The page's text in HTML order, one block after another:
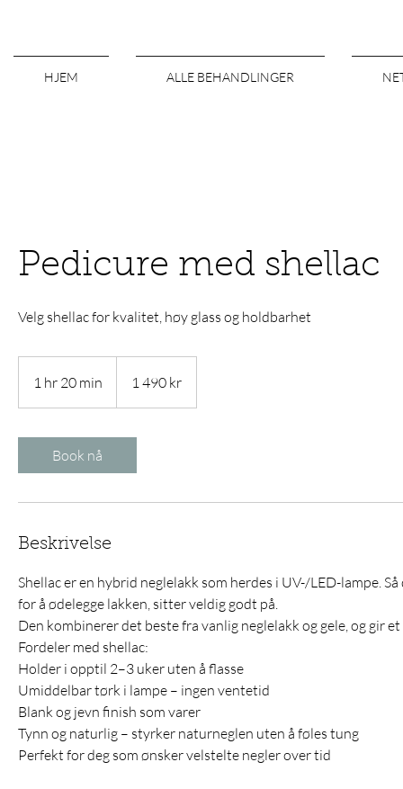
HJEM ALLE BEHANDLINGER
Pedicure med shellac
Velg shellac for kvalitet, høy glass og holdbarhet
1 hr 20 min
h
m
kroner1 490 kr
Book nå
Beskrivelse
Shellac er en hybrid neglelakk som herdes i UV-/LED-lampe.
for å ødelegge lakken, sitter veldig godt på.
Den kombinerer det beste fra vanlig neglelakk og gele, og gir
Fordeler med shellac:
Holder i opptil 2–3 uker uten å flasse
Umiddelbar tørk i lampe – ingen ventetid
Blank og jevn finish som varer
Tynn og naturlig – styrker naturneglen uten å føles tung
Perfekt for deg som ønsker velstelte negler over tid